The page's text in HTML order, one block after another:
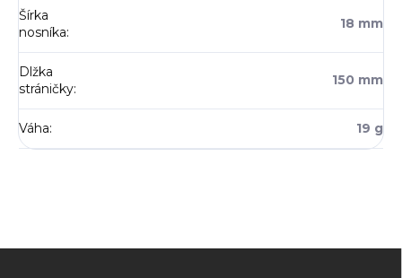
Šírka
nosníka:
18 mm
Dlžka
stráničky:
150 mm
Váha: 19 g